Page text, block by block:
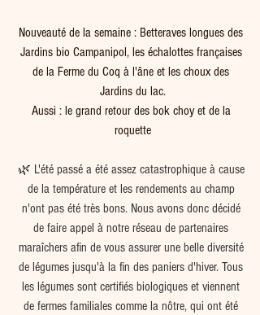
Nouveauté de la semaine : Betteraves longues des
Jardins bio Campanipol, les échalottes françaises
de la Ferme du Coq à l'âne et les choux des
Jardins du lac.
Aussi : le grand retour des bok choy et de la
roquette
🌿 L'été passé a été assez catastrophique à cause
de la température et les rendements au champ
n'ont pas été très bons. Nous avons donc décidé
de faire appel à notre réseau de partenaires
maraîchers afin de vous assurer une belle diversité
de légumes jusqu'à la fin des paniers d'hiver. Tous
les légumes sont certifiés biologiques et viennent
de fermes familiales comme la nôtre, qui ont été